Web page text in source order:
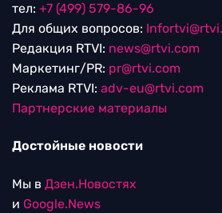
тел: +7 (499) 579-86-96
Для общих вопросов:
Редакция RTVI: news@rtvi.com
Маркетинг/PR: pr@rtvi.com
Реклама RTVI: adv-eu@rtvi.com
Партнерские материалы
Достойные новости
Мы в Дзен.Новостях
и Google.News